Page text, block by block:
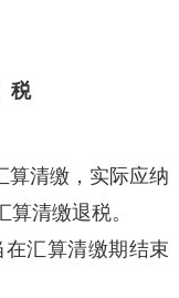
税
算清缴，实际应纳
清缴退税。
汇算清缴期结束